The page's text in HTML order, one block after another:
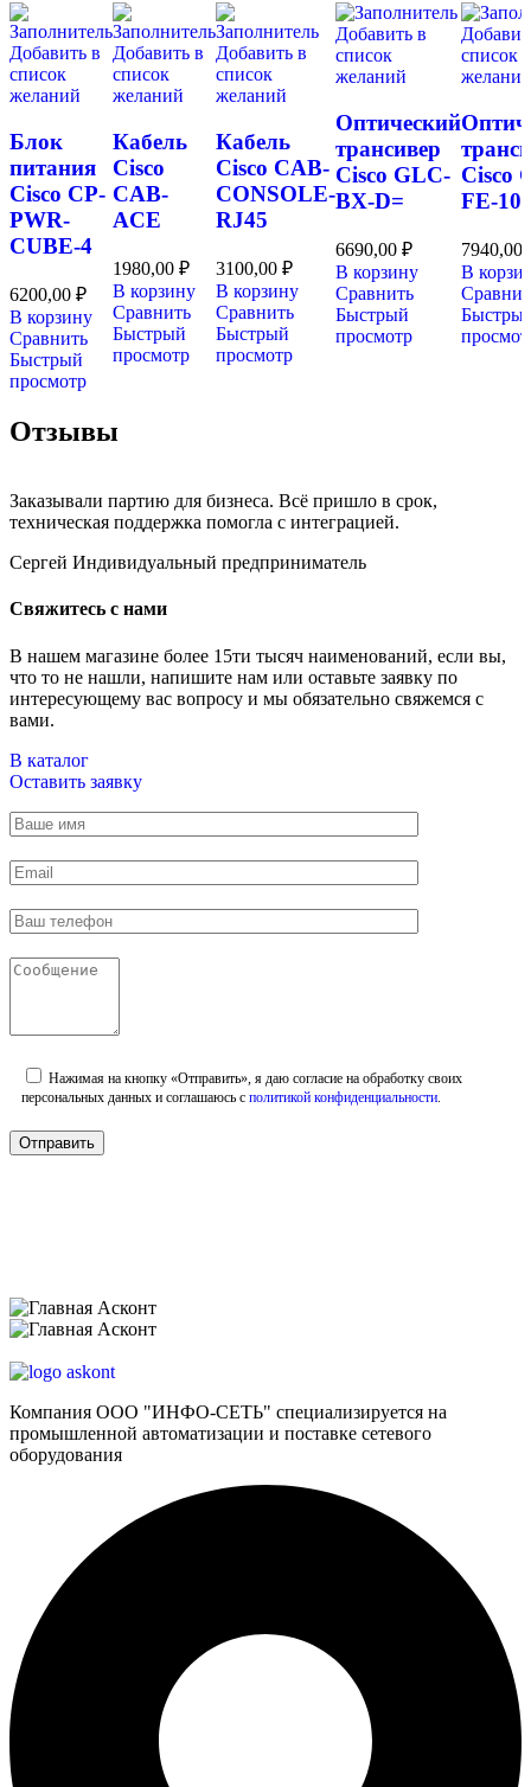
Добавить в
список
желаний
Блок
питания
Cisco CP-
PWR-
CUBE-4
6200,00 ₽
В корзину
Сравнить
Быстрый
просмотр
Добавить в
список
желаний
Кабель
Cisco
CAB-
ACE
1980,00 ₽
В корзину
Сравнить
Быстрый
просмотр
Добавить в
список
желаний
Кабель
Cisco CAB-
CONSOLE-
RJ45
3100,00 ₽
В корзину
Сравнить
Быстрый
просмотр
Добавить в
список
желаний
Оптический
трансивер
Cisco GLC-
BX-D=
6690,00 ₽
В корзину
Сравнить
Быстрый
просмотр
список
желаний
Cisco
FE-
7940,00
В
Отзывы
Заказывали партию для бизнеса. Всё пришло в срок,
техническая поддержка помогла с интеграцией.
Сергей Индивидуальный предприниматель
Свяжитесь с нами
В нашем магазине более 15ти тысяч наименований, если вы,
что то не нашли, напишите нам или оставьте заявку по
интересующему вас вопросу и мы обязательно свяжемся с
вами.
В каталог
Оставить заявку
Нажимая на кнопку «Отправить», я даю согласие на обработку своих
персональных данных и соглашаюсь с политикой конфиденциальности
Компания ООО "ИНФО-СЕТЬ" специализируется на
промышленной автоматизации и поставке сетевого
оборудования